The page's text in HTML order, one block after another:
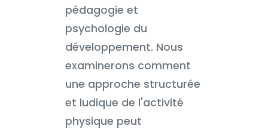
pédagogie et
psychologie du
développement. Nous
examinerons comment
une approche structurée
et ludique de l'activité
physique peut